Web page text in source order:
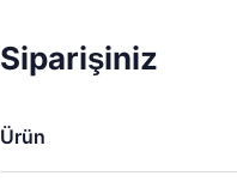
Siparişiniz
Ürün